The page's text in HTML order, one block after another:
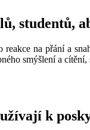
studentů,
reakce na přání a
smýšlení a
k